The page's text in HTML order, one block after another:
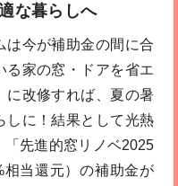
な暮らしへ
は今が補助金の間に合
る家の窓・ドアを省エ
に改修すれば、夏の暑
しに！結果として光熱
先進的窓リノベ2025
当還元）の補助金が